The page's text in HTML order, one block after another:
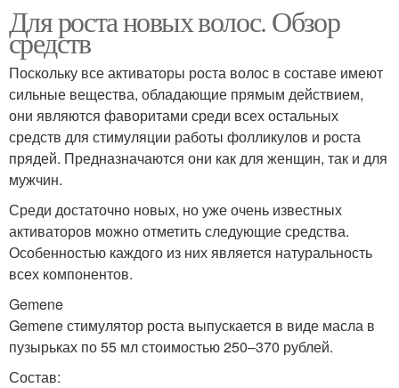
Для роста новых волос. Обзор
средств
Поскольку все активаторы роста волос в составе имеют
сильные вещества, обладающие прямым действием,
они являются фаворитами среди всех остальных
средств для стимуляции работы фолликулов и роста
прядей. Предназначаются они как для женщин, так и для
мужчин.
Среди достаточно новых, но уже очень известных
активаторов можно отметить следующие средства.
Особенностью каждого из них является натуральность
всех компонентов.
Gemene
Gemene стимулятор роста выпускается в виде масла в
пузырьках по 55 мл стоимостью 250–370 рублей.
Состав: